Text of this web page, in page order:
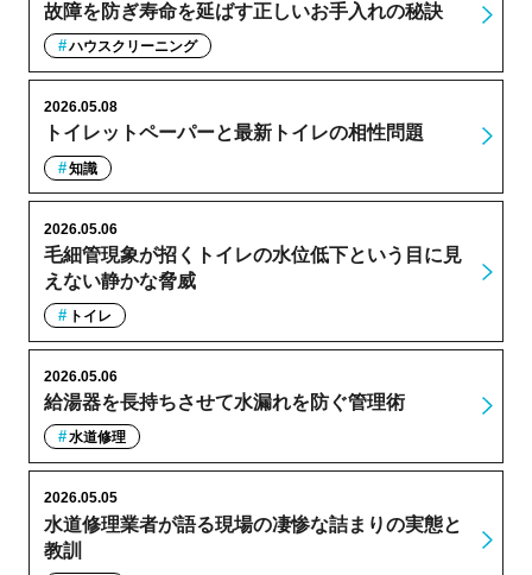
故障を防ぎ寿命を延ばす正しいお手入れの秘訣
ハウスクリーニング
トイレットペーパーと最新トイレの相性問題
2026.05.08
知識
毛細管現象が招くトイレの水位低下という目に見
えない静かな脅威
2026.05.06
トイレ
給湯器を長持ちさせて水漏れを防ぐ管理術
2026.05.06
水道修理
水道修理業者が語る現場の凄惨な詰まりの実態と
教訓
2026.05.05